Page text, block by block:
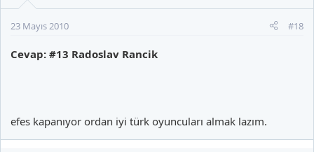
23 Mayıs 2010 #18
Cevap: #13 Radoslav Rancik
efes kapanıyor ordan iyi türk oyuncuları almak lazım.